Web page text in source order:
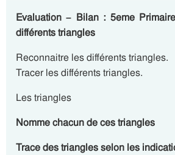
Evaluation – Bilan : 5eme
différents triangles
Reconnaitre les différents triangles.
Tracer les différents triangles.
Les triangles
Nomme chacun de ces triangles
Trace des triangles selon les